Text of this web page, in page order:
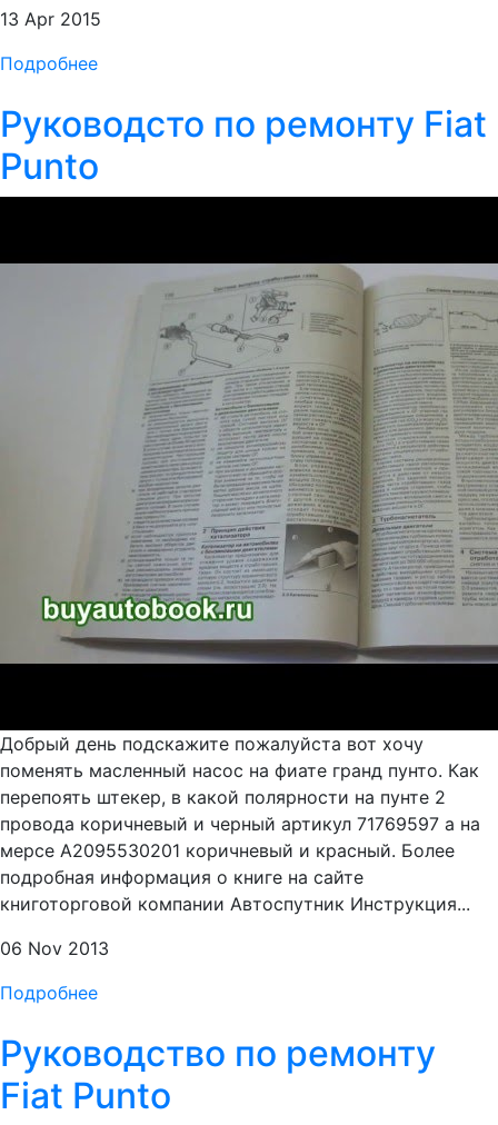
13 Apr 2015
Подробнее
Руководсто по ремонту Fiat
Punto
Добрый день подскажите пожалуйста вот хочу
поменять масленный насос на фиате гранд пунто. Как
перепоять штекер, в какой полярности на пунте 2
провода коричневый и черный артикул 71769597 а на
мерсе A2095530201 коричневый и красный. Более
подробная информация о книге на сайте
книготорговой компании Автоспутник Инструкция...
06 Nov 2013
Подробнее
Руководство по ремонту
Fiat Punto